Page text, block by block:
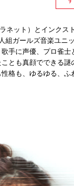
ネット）とインク
組ガールズ⾳楽ユニ
⼿に声優、プロ雀
とも真顔でできる
格も、ゆるゆる、